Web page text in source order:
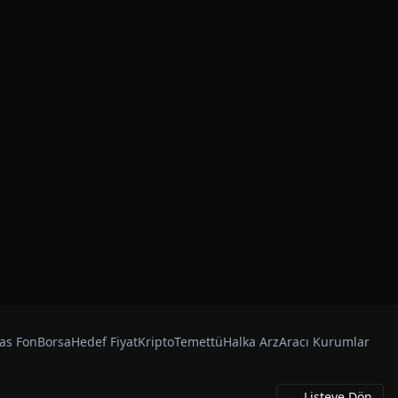
FonBorsaHedef FiyatKriptoTemettüHalka ArzAracı Kurumlar